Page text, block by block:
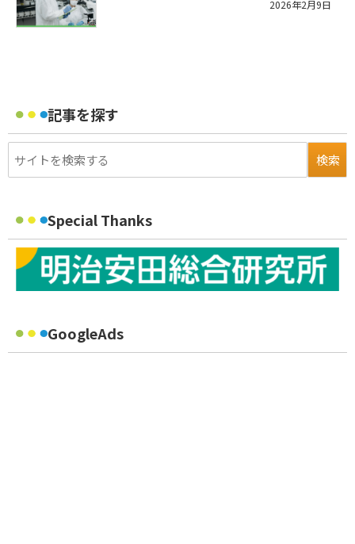
2026年2月9日
記事を探す
Special Thanks
GoogleAds